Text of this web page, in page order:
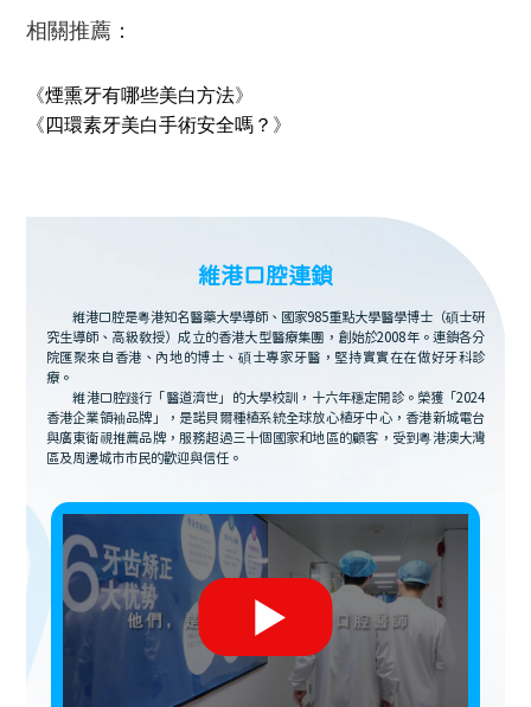
相關推薦：
《煙熏牙有哪些美白方法》
《 四環素牙美白手術安全嗎？ 》
維港口腔連鎖
維港口腔是粵港知名醫藥大學導師、國家985重點大學醫學博士（碩士研
究生導師、高級教授）成立的香港大型醫療集團，創始於2008年。連鎖各分
院匯聚來自香港、內地的博士、碩士專家牙醫，堅持實實在在做好牙科診
療。
維港口腔踐行「醫道濟世」的大學校訓，十六年穩定開診。榮獲「2024
香港企業領袖品牌」，是諾貝爾種植系統全球放心植牙中心，香港新城電台
與廣東衛視推薦品牌，服務超過三十個國家和地區的顧客，受到粵港澳大灣
區及周邊城市市民的歡迎與信任。